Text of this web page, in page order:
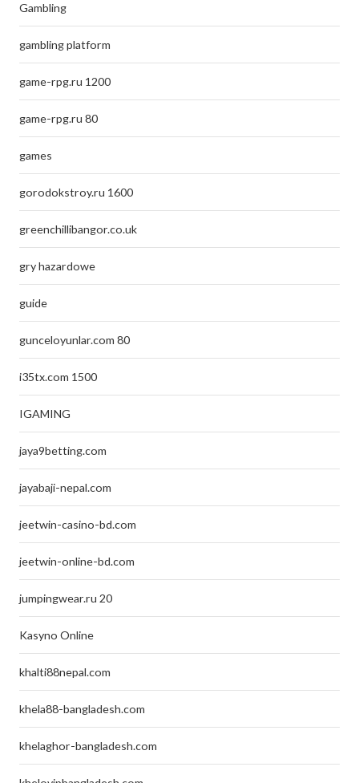
Gambling
gambling platform
game-rpg.ru 1200
game-rpg.ru 80
games
gorodokstroy.ru 1600
greenchillibangor.co.uk
gry hazardowe
guide
gunceloyunlar.com 80
i35tx.com 1500
IGAMING
jaya9betting.com
jayabaji-nepal.com
jeetwin-casino-bd.com
jeetwin-online-bd.com
jumpingwear.ru 20
Kasyno Online
khalti88nepal.com
khela88-bangladesh.com
khelaghor-bangladesh.com